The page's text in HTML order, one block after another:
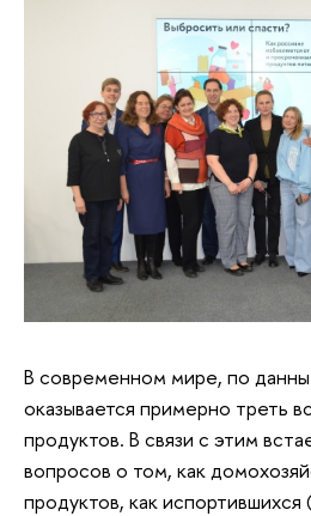
В современном мире, по
оказывается примерно треть
продуктов. В связи с этим
вопросов о том, как
продуктов, как